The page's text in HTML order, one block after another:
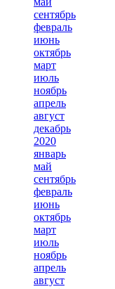
сентябрь
февраль
июнь
октябрь
март
июль
ноябрь
апрель
август
декабрь
2020
январь
май
сентябрь
февраль
июнь
октябрь
март
июль
ноябрь
апрель
август